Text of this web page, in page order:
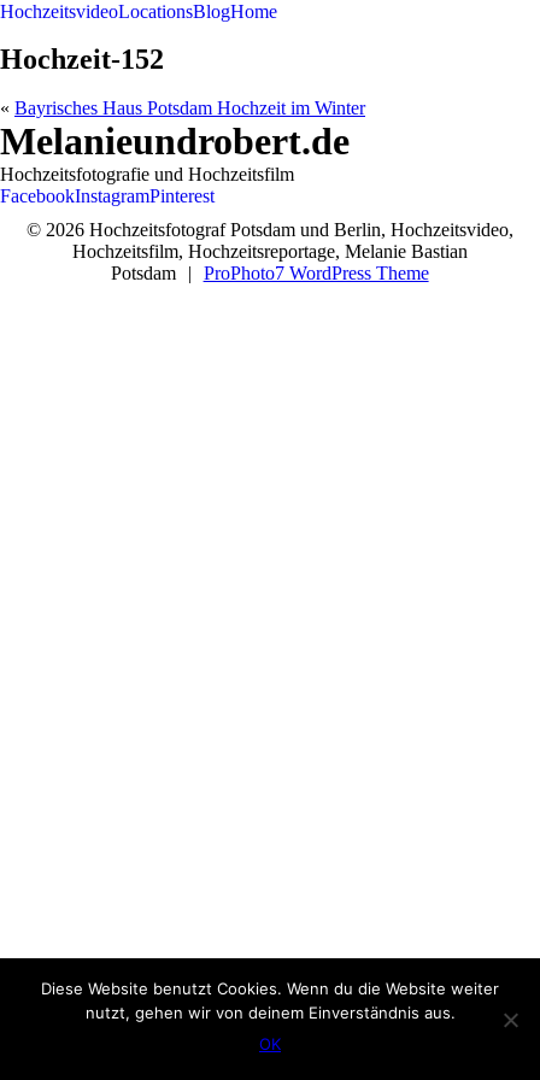
HochzeitsvideoLocationsBlogHome
Hochzeit-152
« Bayrisches Haus Potsdam Hochzeit im Winter
Melanieundrobert.de
Hochzeitsfotografie und Hochzeitsfilm
FacebookInstagramPinterest
© 2026 Hochzeitsfotograf Potsdam und Berlin, Hochzeitsvideo,
Hochzeitsfilm, Hochzeitsreportage, Melanie Bastian
Potsdam
| ProPhoto7 WordPress Theme
Diese Website benutzt Cookies. Wenn du die Website weiter
nutzt, gehen wir von deinem Einverständnis aus.
OK